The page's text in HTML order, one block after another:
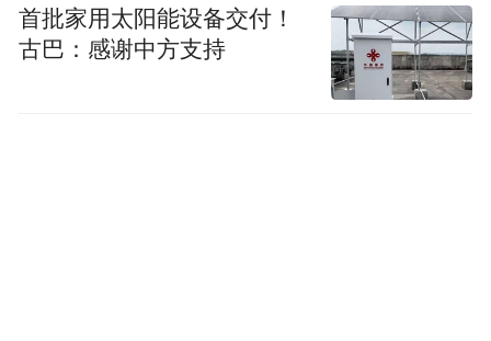
首批家用太阳能设备交付！
古巴：感谢中方支持